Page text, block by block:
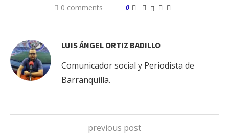
0 comments 0
LUIS ÁNGEL ORTIZ BADILLO
Comunicador social y Periodista de
Barranquilla.
previous post